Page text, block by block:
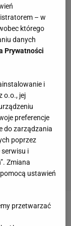
Froome, lider
– w
którego
danych
Prywatności
i
o.o., jej
preferencje
do zarządzania
poprzez
i
Zmiana
ustawień
przetwarzać